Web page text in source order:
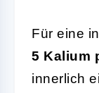
Für eine
5 Kalium
innerlich